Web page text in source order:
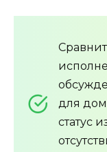
для
статус